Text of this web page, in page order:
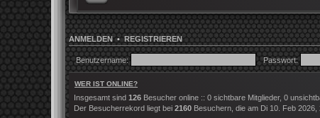
ANMELDEN•REGISTRIEREN
Benutzername: Passwort:
WER IST ONLINE?
Insgesamt sind 126 Besucher online :: 0 sichtbare Mitglieder, 0
Der Besucherrekord liegt bei 2160 Besuchern, die am Di 10. Feb 2026,